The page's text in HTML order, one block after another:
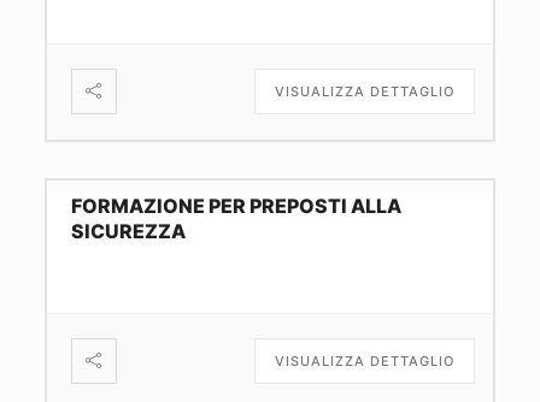
VISUALIZZA DETTAGLIO
FORMAZIONE PER PREPOSTI ALLA
SICUREZZA
VISUALIZZA DETTAGLIO